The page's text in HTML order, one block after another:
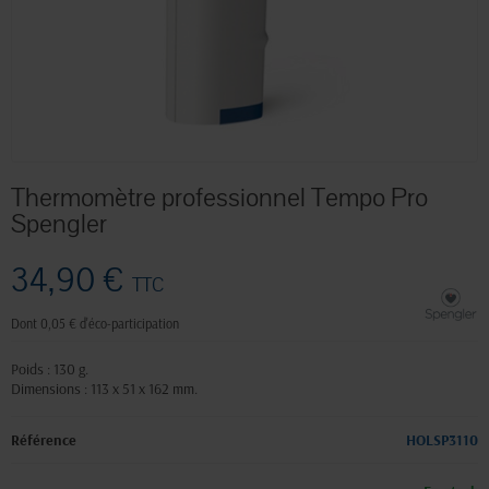
Thermomètre professionnel Tempo Pro
Spengler
34,90 € TTC
Dont 0,05 € d'éco-participation
Poids : 130 g.
Dimensions : 113 x 51 x 162 mm.
Référence HOLSP3110